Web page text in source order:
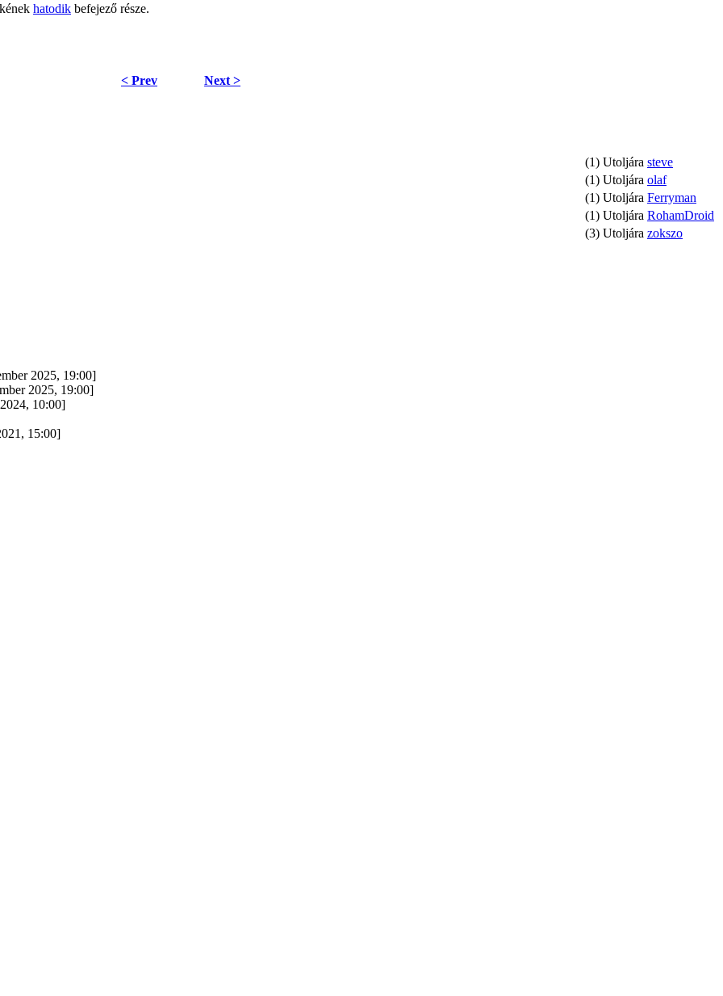
hatodik befejező része.
< Prev
Next >
(1) Utoljára steve
(1) Utoljára olaf
(1) Utoljára Ferryman
(1) Utoljára RohamDroid
(3) Utoljára zokszo
2025, 19:00]
2025, 19:00]
10:00]
15:00]